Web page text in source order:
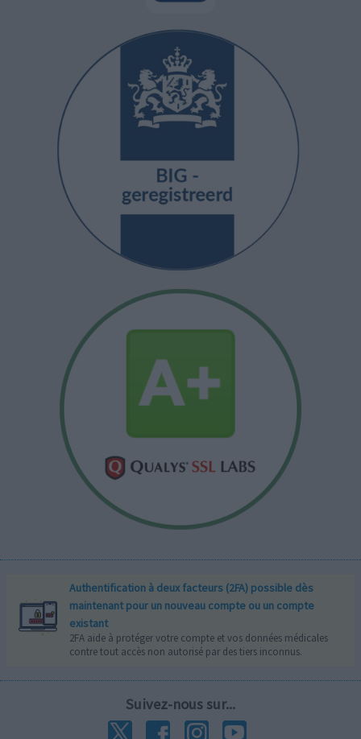
Authentification à deux facteurs (2FA) possible dès
maintenant pour un nouveau compte ou un compte
existant
2FA aide à protéger votre compte et vos données médicales
contre tout accès non autorisé par des tiers inconnus.
Suivez-nous sur...